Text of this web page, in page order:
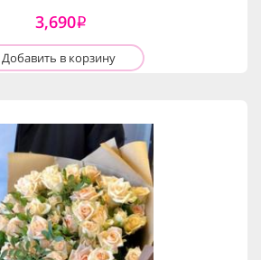
3,690i
Добавить в корзину